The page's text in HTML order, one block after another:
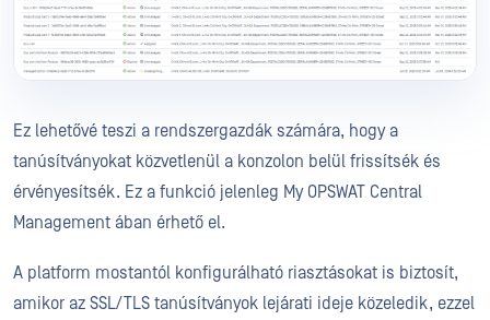
Ez lehetővé teszi a rendszergazdák számára, hogy a
tanúsítványokat közvetlenül a konzolon belül frissítsék és
érvényesítsék. Ez a funkció jelenleg My OPSWAT Central
Management ában érhető el.
A platform mostantól konfigurálható riasztásokat is biztosít,
amikor az SSL/TLS tanúsítványok lejárati ideje közeledik, ezzel